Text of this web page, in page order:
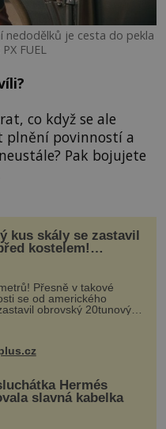
nedodělků je cesta do pekla
FUEL
co když se ale
plnění povinností a
Pak bojujete
kus skály se zastavil
kostelem!
ho boží síla?
Přesně v takové
se od amerického
obrovský 20tunový
Hermés
slavná kabelka